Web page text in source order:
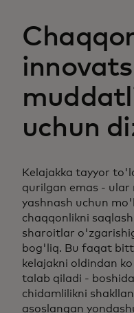
uchun
Kelajakka tayyor
qurilgan emas - ular
yashnash uchun
chaqqonlikni
sharoitlar
bog'liq. Bu faqat
kelajakni oldindan
talab qiladi -
chidamlilikni
asoslangan